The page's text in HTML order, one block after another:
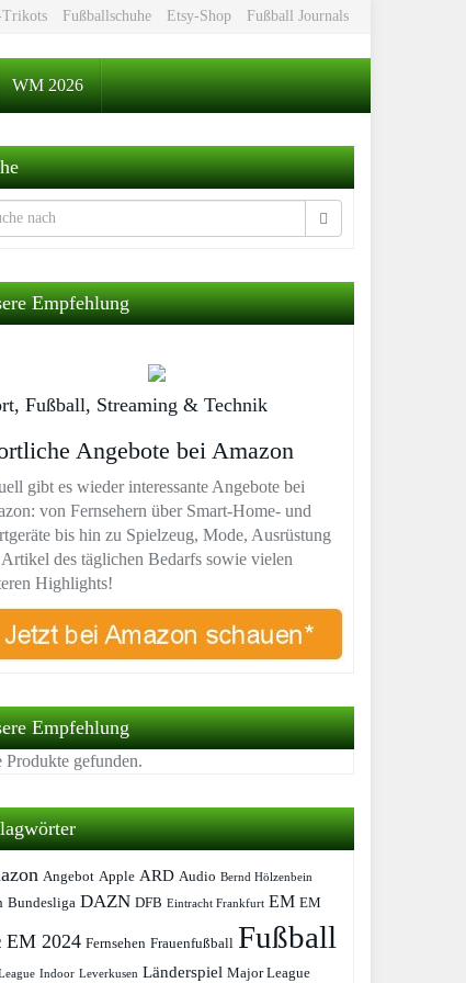
Trikots Fußballschuhe Etsy-Shop Fußball Journals
WM 2026
Empfehlung
Fußball, Streaming & Technik
Angebote bei Amazon
gibt es wieder interessante Angebote bei
von Fernsehern über Smart-Home- und
bis hin zu Spielzeug, Mode, Ausrüstung
des täglichen Bedarfs sowie vielen
Highlights!
Empfehlung
Produkte gefunden.
Angebot Apple ARD Audio Bernd Hölzenbein
Bundesliga DAZN DFB Eintracht Frankfurt EM EM
EM 2024 Fernsehen Frauenfußball Fußball
Indoor Leverkusen Länderspiel Major League